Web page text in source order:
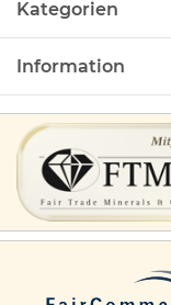
Kategorien
Information